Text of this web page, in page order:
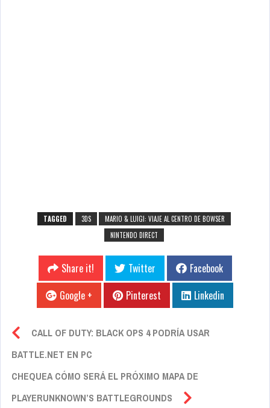
TAGGED 3DS
MARIO & LUIGI: VIAJE AL CENTRO DE BOWSER
NINTENDO DIRECT
Share it! Twitter
Facebook
Google +
Pinterest Linkedin
CALL OF DUTY: BLACK OPS 4 PODRÍA USAR
BATTLE.NET EN PC
CHEQUEA CÓMO SERÁ EL PRÓXIMO MAPA DE
PLAYERUNKNOWN’S BATTLEGROUNDS